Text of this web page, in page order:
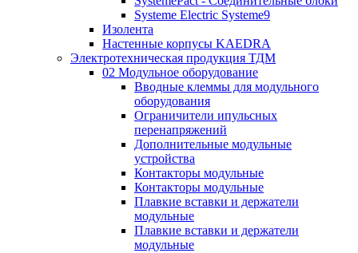
Systeme Electric Systeme9
Изолента
Настенные корпусы KAEDRA
Электротехническая продукция ТДМ
02 Модульное оборудование
Вводные клеммы для модульного
оборудования
Ограничители ипульсных
перенапряжений
Дополнительные модульные
устройства
Контакторы модульные
Контакторы модульные
Плавкие вставки и держатели
модульные
Плавкие вставки и держатели
модульные